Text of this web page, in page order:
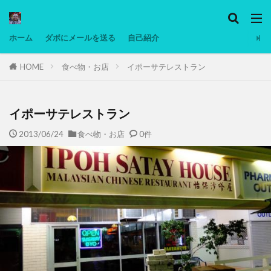
ホーム ダボにメールを送る 自己紹介
HOME 食べ物・お店 イポーサテレストラン
イポーサテレストラン
2013/06/24 食べ物・お店 0件
タグ
ヨーグルト
低温調理・スロークッカー
検索